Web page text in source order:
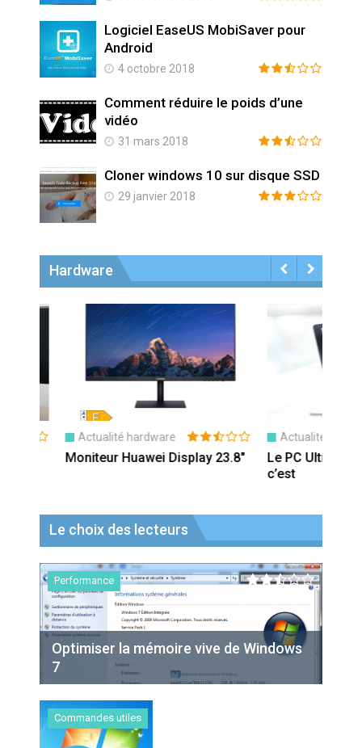
Logiciel EaseUS MobiSaver pour
Android
4 octobre 2018
Comment réduire le poids d’une
vidéo
31 mars 2018
Cloner windows 10 sur disque SSD
29 janvier 2018
Hardware
Actualité hardware
Moniteur Huawei Display 23.8″
Actualité hardware
Le PC Ultrabook :
c’est
Le choix des lecteurs
Performance
Optimiser la mémoire vive de Windows
7
Commandes utiles